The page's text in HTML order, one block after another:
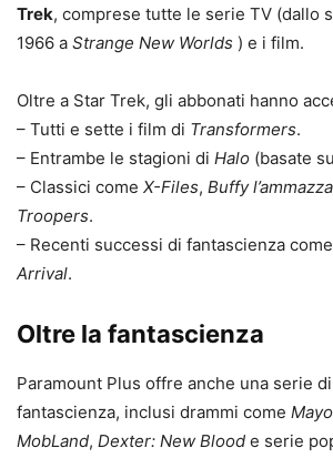
Trek, comprese tutte le serie TV (dallo
1966 a Strange New Worlds ) e i film.
Oltre a Star Trek, gli abbonati hanno
– Tutti e sette i film di Transformers.
– Entrambe le stagioni di Halo (basate
– Classici come X-Files, Buffy
Troopers.
– Recenti successi di fantascienza come
Arrival.
Oltre la fantascienza
Paramount Plus offre anche una serie
fantascienza, inclusi drammi come
MobLand, Dexter: New Blood e serie